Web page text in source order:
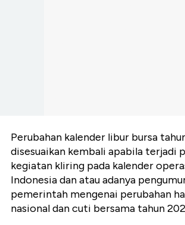
Perubahan kalender libur bursa
disesuaikan kembali apabila terjadi
kegiatan kliring pada kalender
Indonesia dan atau adanya
pemerintah mengenai perubahan
nasional dan cuti bersama tahun